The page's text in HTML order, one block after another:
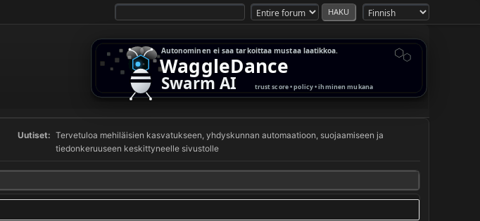
Uutiset: Tervetuloa mehiläisien kasvatukseen, yhdyskunnan automaatioon, suojaamiseen ja
tiedonkeruuseen keskittyneelle sivustolle